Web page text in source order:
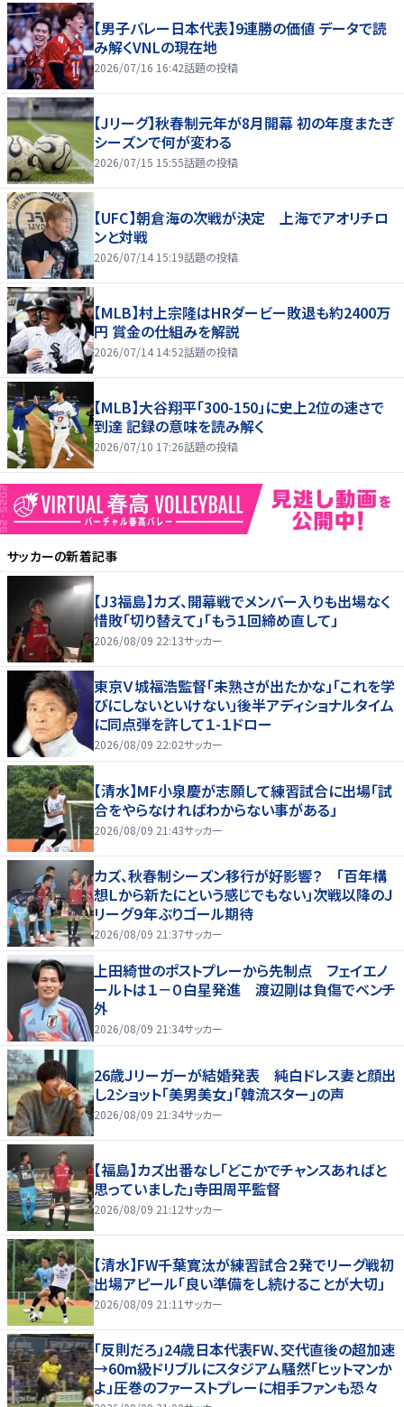
【男子バレー日本代表】9連勝の価値 データで読
み解くVNLの現在地
2026/07/16 16:42話題の投稿
【Jリーグ】秋春制元年が8月開幕 初の年度またぎ
シーズンで何が変わる
2026/07/15 15:55話題の投稿
【UFC】朝倉海の次戦が決定 上海でアオリチロ
ンと対戦
2026/07/14 15:19話題の投稿
【MLB】村上宗隆はHRダービー敗退も約2400万
円 賞金の仕組みを解説
2026/07/14 14:52話題の投稿
【MLB】大谷翔平「300-150」に史上2位の速さで
到達 記録の意味を読み解く
2026/07/10 17:26話題の投稿
サッカーの新着記事
【J3福島】カズ、開幕戦でメンバー入りも出場なく
惜敗「切り替えて」「もう１回締め直して」
2026/08/09 22:13サッカー
東京Ｖ城福浩監督「未熟さが出たかな」「これを学
びにしないといけない」後半アディショナルタイム
に同点弾を許して１-１ドロー
2026/08/09 22:02サッカー
【清水】MF小泉慶が志願して練習試合に出場「試
合をやらなければわからない事がある」
2026/08/09 21:43サッカー
カズ、秋春制シーズン移行が好影響？ 「百年構
想Ｌから新たにという感じでもない」次戦以降のＪ
リーグ９年ぶりゴール期待
2026/08/09 21:37サッカー
上田綺世のポストプレーから先制点 フェイエノ
ールトは１－０白星発進 渡辺剛は負傷でベンチ
外
2026/08/09 21:34サッカー
26歳Ｊリーガーが結婚発表 純白ドレス妻と顔出
し2ショット「美男美女」「韓流スター」の声
2026/08/09 21:34サッカー
【福島】カズ出番なし「どこかでチャンスあればと
思っていました」寺田周平監督
2026/08/09 21:12サッカー
【清水】FW千葉寛汰が練習試合２発でリーグ戦初
出場アピール「良い準備をし続けることが大切」
2026/08/09 21:11サッカー
「反則だろ」24歳日本代表FW、交代直後の超加速
→60m級ドリブルにスタジアム騒然「ヒットマンか
よ」圧巻のファーストプレーに相手ファンも恐々